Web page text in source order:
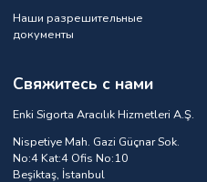
Наши разрешительные
документы
Свяжитесь с нами
Enki Sigorta Aracılık Hizmetleri A.Ş.
Nispetiye Mah. Gazi Güçnar Sok.
No:4 Kat:4 Ofis No:10
Beşiktaş, İstanbul